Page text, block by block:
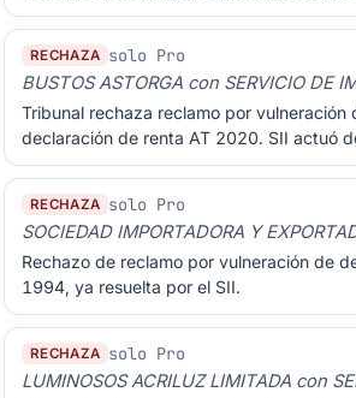
RECHAZA solo Pro
BUSTOS ASTORGA con SERVICIO DE
Tribunal rechaza reclamo por
declaración de renta AT 2020. SII actuó
RECHAZA solo Pro
SOCIEDAD IMPORTADORA Y
Rechazo de reclamo por vulneración de
1994, ya resuelta por el SII.
RECHAZA solo Pro
LUMINOSOS ACRILUZ LIMITADA con